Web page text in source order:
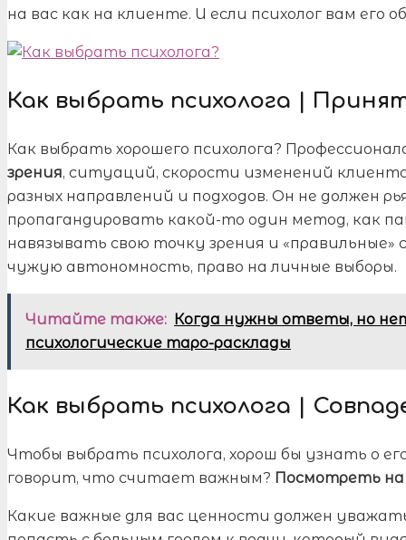
на вас как на клиенте. И если психолог вам
Как выбрать психолога |
Как выбрать хорошего психолога?
зрения, ситуаций, скорости изменений
разных направлений и подходов. Он не должен
пропагандировать какой-то один метод, как
навязывать свою точку зрения и
чужую автономность, право на личные выборы.
Читайте также: Когда нужны ответы, но
психологические таро-расклады
Как выбрать психолога |
Чтобы выбрать психолога, хорош бы узнать о
говорит, что считает важным? Посмотреть
Какие важные для вас ценности должен